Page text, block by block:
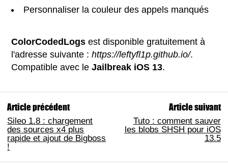
Personnaliser la couleur des appels manqués
ColorCodedLogs est disponible gratuitement à
l'adresse suivante :https://leftyfl1p.github.io/.
Compatible avec leJailbreak iOS 13.
Article précédent
Sileo 1.8 : chargement
des sources x4 plus
rapide et ajout de Bigboss
!
Article suivant
Tuto : comment sauver
les blobs SHSH pour iOS
13.5